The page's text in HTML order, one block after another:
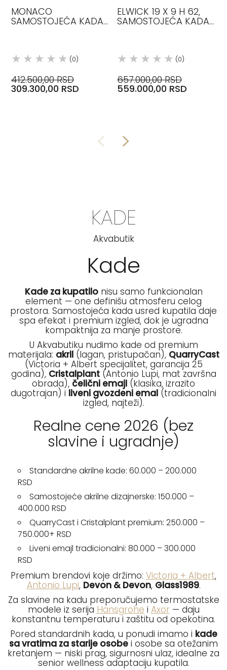
KADE
Akvabutik
Kade
Kade za kupatilonisu samo funkcionalan
element — one definišu atmosferu celog
prostora. Samostojeća kada usred kupatila daje
spa efekat i premium izgled, dok je ugradna
kompaktnija za manje prostore.
U Akvabutiku nudimo kade od premium
materijala: akril(lagan, pristupačan), QuarryCast
(Victoria + Albert specijalitet, garancija 25
godina), Cristalplant(Antonio Lupi, mat završna
obrada), čelični emajl (klasika, izrazito
dugotrajan) i liveni gvozdeni emal (tradicionalni
izgled, najteži).
Realne cene 2026 (bez
slavine i ugradnje)
Standardne akrilne kade: 60.000 – 200.000
RSD
Samostojeće akrilne dizajnerske: 150.000 –
400.000 RSD
QuarryCast i Cristalplant premium: 250.000 –
750.000+ RSD
Liveni emajl tradicionalni: 80.000 – 300.000
RSD
Premium brendovi koje držimo: Victoria + Albert,
Antonio Lupi, Devon & Devon, Glass1989.
Za slavine na kadu preporučujemo termostatske
modele iz serija Hansgrohe i Axor— daju
konstantnu temperaturu i zaštitu od opekotina.
Pored standardnih kada, u ponudi imamo i kade
sa vratima za starije osobe i osobe sa otežanim
kretanjem — niski prag, sigurnosni ulaz, idealne za
senior wellness adaptaciju kupatila.
MONACO
SAMOSTOJEĆA KADA
(0)
412.500,00 RSD
309.300,00 RSD
ELWICK 19 X 9 H 62,
SAMOSTOJEĆA KADA
(0)
657.000,00 RSD
559.000,00 RSD